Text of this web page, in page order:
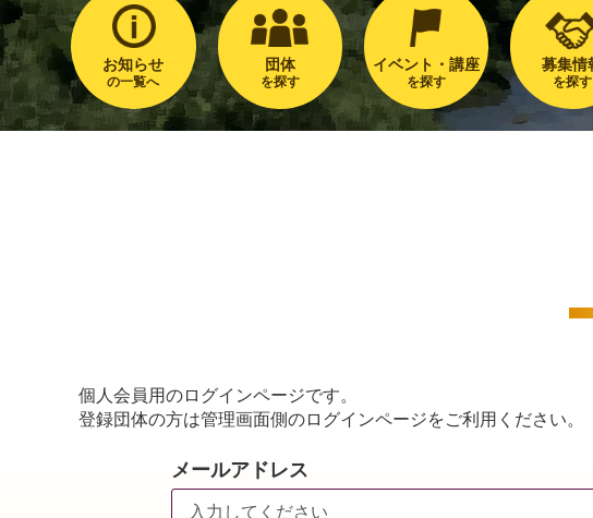
お知らせ
の一覧へ
団体
を探す
イベント・講座
を探す
募集情
を探す
個人会員用のログインページです。
登録団体の方は管理画面側のログインページをご利用ください。
メールアドレス